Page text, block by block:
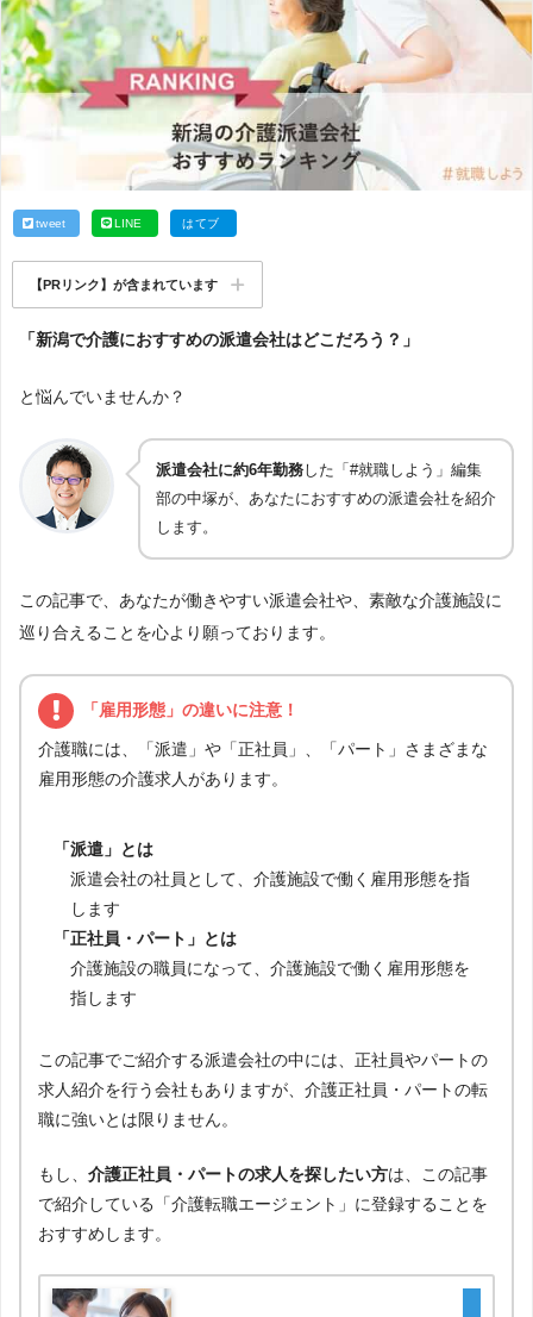
tweet LINE はてブ
【PRリンク】が含まれています
「新潟で介護におすすめの派遣会社はどこだろう？」
と悩んでいませんか？
派遣会社に約6年勤務した「#就職しよう」編集
部の中塚が、あなたにおすすめの派遣会社を紹介
します。
この記事で、あなたが働きやすい派遣会社や、素敵な介護施設に
巡り合えることを心より願っております。
「雇用形態」の違いに注意！
介護職には、「派遣」や「正社員」、「パート」さまざまな
雇用形態の介護求人があります。
「派遣」とは
派遣会社の社員として、介護施設で働く雇用形態を指
します
「正社員・パート」とは
介護施設の職員になって、介護施設で働く雇用形態を
指します
この記事でご紹介する派遣会社の中には、正社員やパートの
求人紹介を行う会社もありますが、介護正社員・パートの転
職に強いとは限りません。
もし、 介護正社員・パートの求人を探したい方は、この記事
で紹介している「介護転職エージェント」に登録することを
おすすめします。